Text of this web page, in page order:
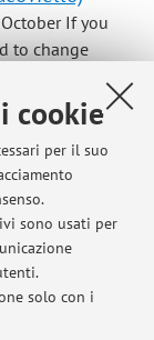
cookie
per il suo
sono usati per
solo con i
October If you
to change
You
you have
and F
If you
change